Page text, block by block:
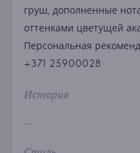
груш, дополненные
оттенками цветущей
Персональная
+371 25900028
История
...